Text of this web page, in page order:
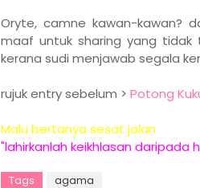
Oryte, camne kawan-kawan?
maaf untuk sharing yang
kerana sudi menjawab segala
rujuk entry sebelum > Potong
Malu bertanya sesat jalan
"lahirkanlah keikhlasan daripada
Tags agama